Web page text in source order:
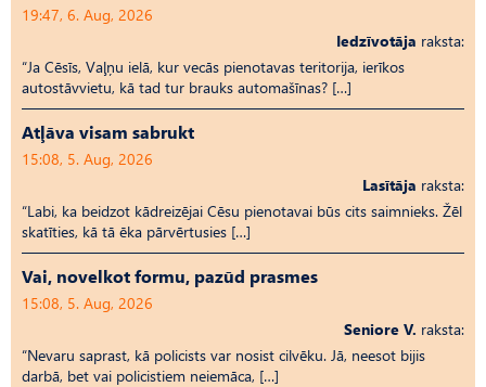
19:47, 6. Aug, 2026
Iedzīvotāja raksta:
“Ja Cēsīs, Vaļņu ielā, kur vecās pienotavas teritorija, ierīkos
autostāvvietu, kā tad tur brauks automašīnas? […]
Atļāva visam sabrukt
15:08, 5. Aug, 2026
Lasītāja raksta:
“Labi, ka beidzot kādreizējai Cēsu pienotavai būs cits saimnieks. Žēl
skatīties, kā tā ēka pārvērtusies […]
Vai, novelkot formu, pazūd prasmes
15:08, 5. Aug, 2026
Seniore V. raksta:
“Nevaru saprast, kā policists var nosist cilvēku. Jā, neesot bijis
darbā, bet vai policistiem neiemāca, […]